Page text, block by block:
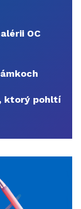
OC
ktorý pohltí